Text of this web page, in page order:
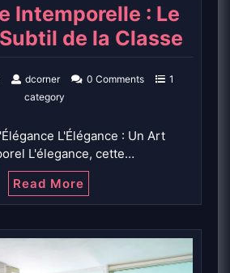
Intemporelle : Le
de la Classe
dcorner 0 Comments
1
category
L'Élégance : Un Art
L'élegance, cette…
Read More